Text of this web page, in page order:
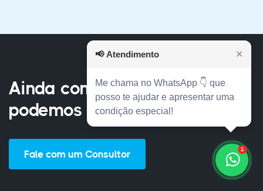
Ainda com dúvidas? Nós
podemos te ajudar!
Fale com um Consultor 1
📢 Atendimento ✕
Me chama no WhatsApp 👇 que
posso te ajudar e apresentar uma
condição especial!